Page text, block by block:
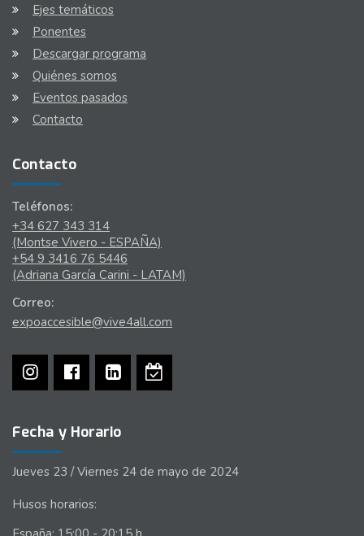
Ejes temáticos
Ponentes
Descargar programa
Quiénes somos
Eventos pasados
Contacto
Contacto
Teléfonos:
+34 627 343 314
(Montse Vivero - ESPAÑA)
+54 9 3416 76 5446
(Adriana García Carini - LATAM)
Correo:
expoaccesible@vive4all.com
Fecha y Horario
Jueves 23 / Viernes 24 de mayo de 2024
Husos horarios: